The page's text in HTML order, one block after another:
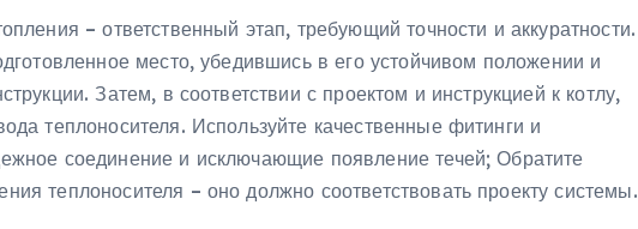
– ответственный этап, требующий точности и аккуратности.
место, убедившись в его устойчивом положении и
Затем, в соответствии с проектом и инструкцией к котлу,
теплоносителя. Используйте качественные фитинги и
соединение и исключающие появление течей; Обратите
теплоносителя – оно должно соответствовать проекту системы.